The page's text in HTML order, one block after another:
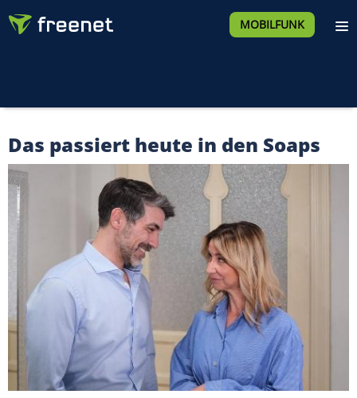
MOBILFUNK
Das passiert heute in den Soaps